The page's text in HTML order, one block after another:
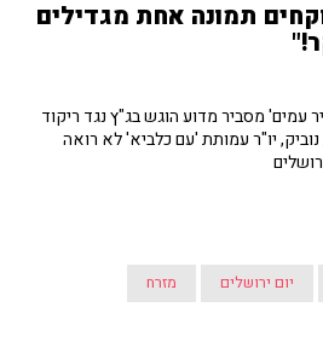
תמונה אחת מגדילים
עמים' מסביר מדוע הוגש בג"ץ נגד ריקוד
יו"ר עמותת 'עם כלביא' לא רואה
יום ירושלים מזרח